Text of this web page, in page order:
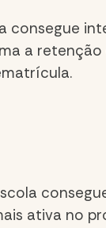
consegue
a retenção
ativa no